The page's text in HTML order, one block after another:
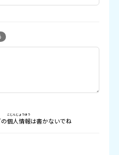
個人情報
こじんじょうほう
は書かないでね